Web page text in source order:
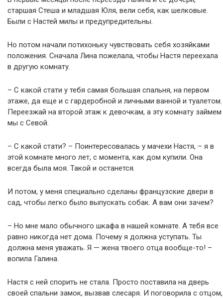
старшая Стеша и младшая Юля, вели себя, как шелковые.
Были с Настей милы и предупредительны.
Но потом начали потихоньку чувствовать себя хозяйками
положения. Сначала Лина пожелала, чтобы Настя переехала
в другую комнату.
– С какой стати у тебя самая большая спальня, на первом
этаже, да еще и с гардеробной и личными ванной и туалетом.
Переезжай на второй этаж к девочкам, а эту комнату займем
мы с Севой.
– С какой стати? – Поинтересовалась у мачехи Настя, – я в
этой комнате много лет, с момента, как дом купили. Она
всегда была моя. Такой и останется.
И потом, у меня специально сделаны французские двери в
сад, чтобы легко было выпускать собак. А вам они зачем?
– Но мне мало обычного шкафа в нашей комнате. А тебя все
равно никогда нет дома. Почему я должна уступать. Ты
должна меня уважать. Я — жена твоего отца вообще-то! –
вопила Галина.
Настя с ней спорить не стала. Просто поставила на дверь
своей спальни замок, вызвав слесаря. И поговорила с отцом,